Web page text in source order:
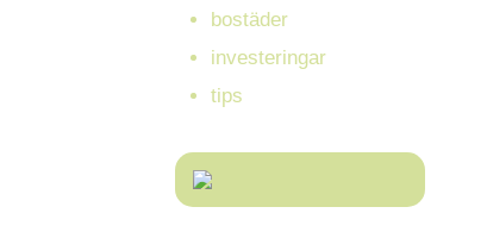
bostäder
investeringar
tips